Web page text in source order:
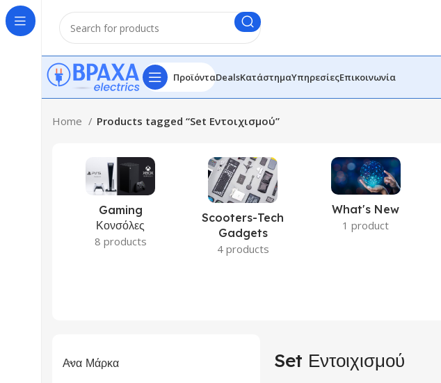
ΠροϊόνταDealsΚατάστημαΥπηρεσίεςΕπικοινωνία
Home Products tagged “Set Εντοιχισμού”
Gaming
Κονσόλες
8 products
Scooters-Tech
Gadgets
4 products
What's New
1 product
Ανα Μάρκα Set Εντοιχισμού